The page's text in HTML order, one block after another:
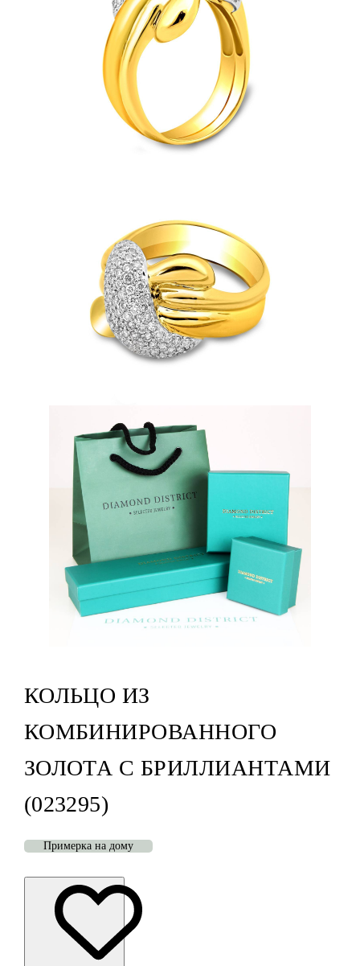
КОЛЬЦО ИЗ
КОМБИНИРОВАННОГО
ЗОЛОТА С БРИЛЛИАНТАМИ
(023295)
Примерка на дому